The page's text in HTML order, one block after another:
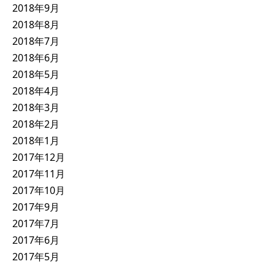
2018年9月
2018年8月
2018年7月
2018年6月
2018年5月
2018年4月
2018年3月
2018年2月
2018年1月
2017年12月
2017年11月
2017年10月
2017年9月
2017年7月
2017年6月
2017年5月